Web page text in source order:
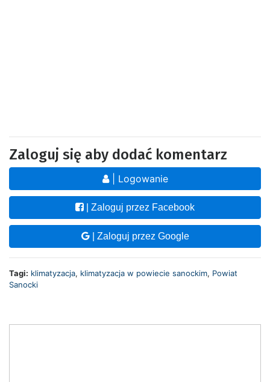
Zaloguj się aby dodać komentarz
| Logowanie
| Zaloguj przez Facebook
| Zaloguj przez Google
Tagi: klimatyzacja, klimatyzacja w powiecie sanockim, Powiat
Sanocki